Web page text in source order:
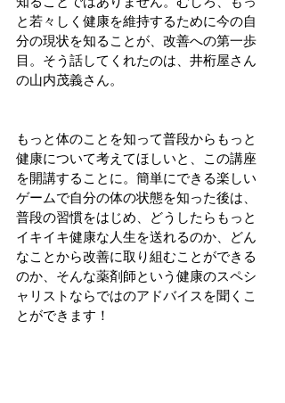
と若々しく健康を維持するために今の自
分の現状を知ることが、改善への第一歩
目。そう話してくれたのは、井桁屋さん
の山内茂義さん。
もっと体のことを知って普段からもっと
健康について考えてほしいと、この講座
を開講することに。簡単にできる楽しい
ゲームで自分の体の状態を知った後は、
普段の習慣をはじめ、どうしたらもっと
イキイキ健康な人生を送れるのか、どん
なことから改善に取り組むことができる
のか、そんな薬剤師という健康のスペシ
ャリストならではのアドバイスを聞くこ
とができます！